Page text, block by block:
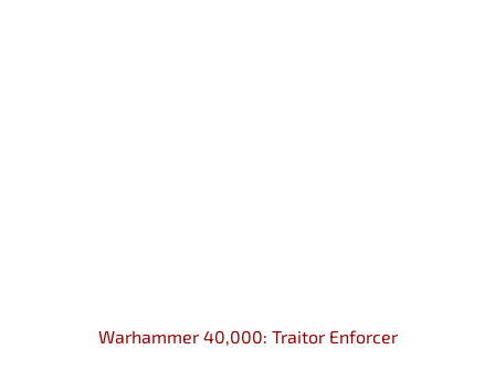
Warhammer 40,000: Traitor Enforcer